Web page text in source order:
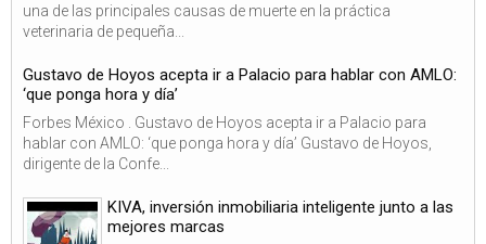
una de las principales causas de muerte en la práctica
veterinaria de pequeña...
Gustavo de Hoyos acepta ir a Palacio para hablar con AMLO:
‘que ponga hora y día’
Forbes México . Gustavo de Hoyos acepta ir a Palacio para
hablar con AMLO: ‘que ponga hora y día’ Gustavo de Hoyos,
dirigente de la Confe...
KIVA, inversión inmobiliaria inteligente junto a las
mejores marcas